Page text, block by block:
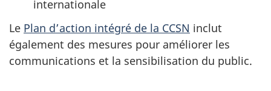
internationale
Le Plan d’action intégré de la CCSN inclut
également des mesures pour améliorer les
communications et la sensibilisation du public.